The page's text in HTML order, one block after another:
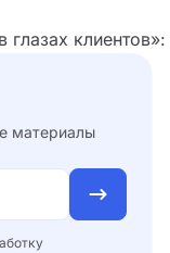
глазах
материалы